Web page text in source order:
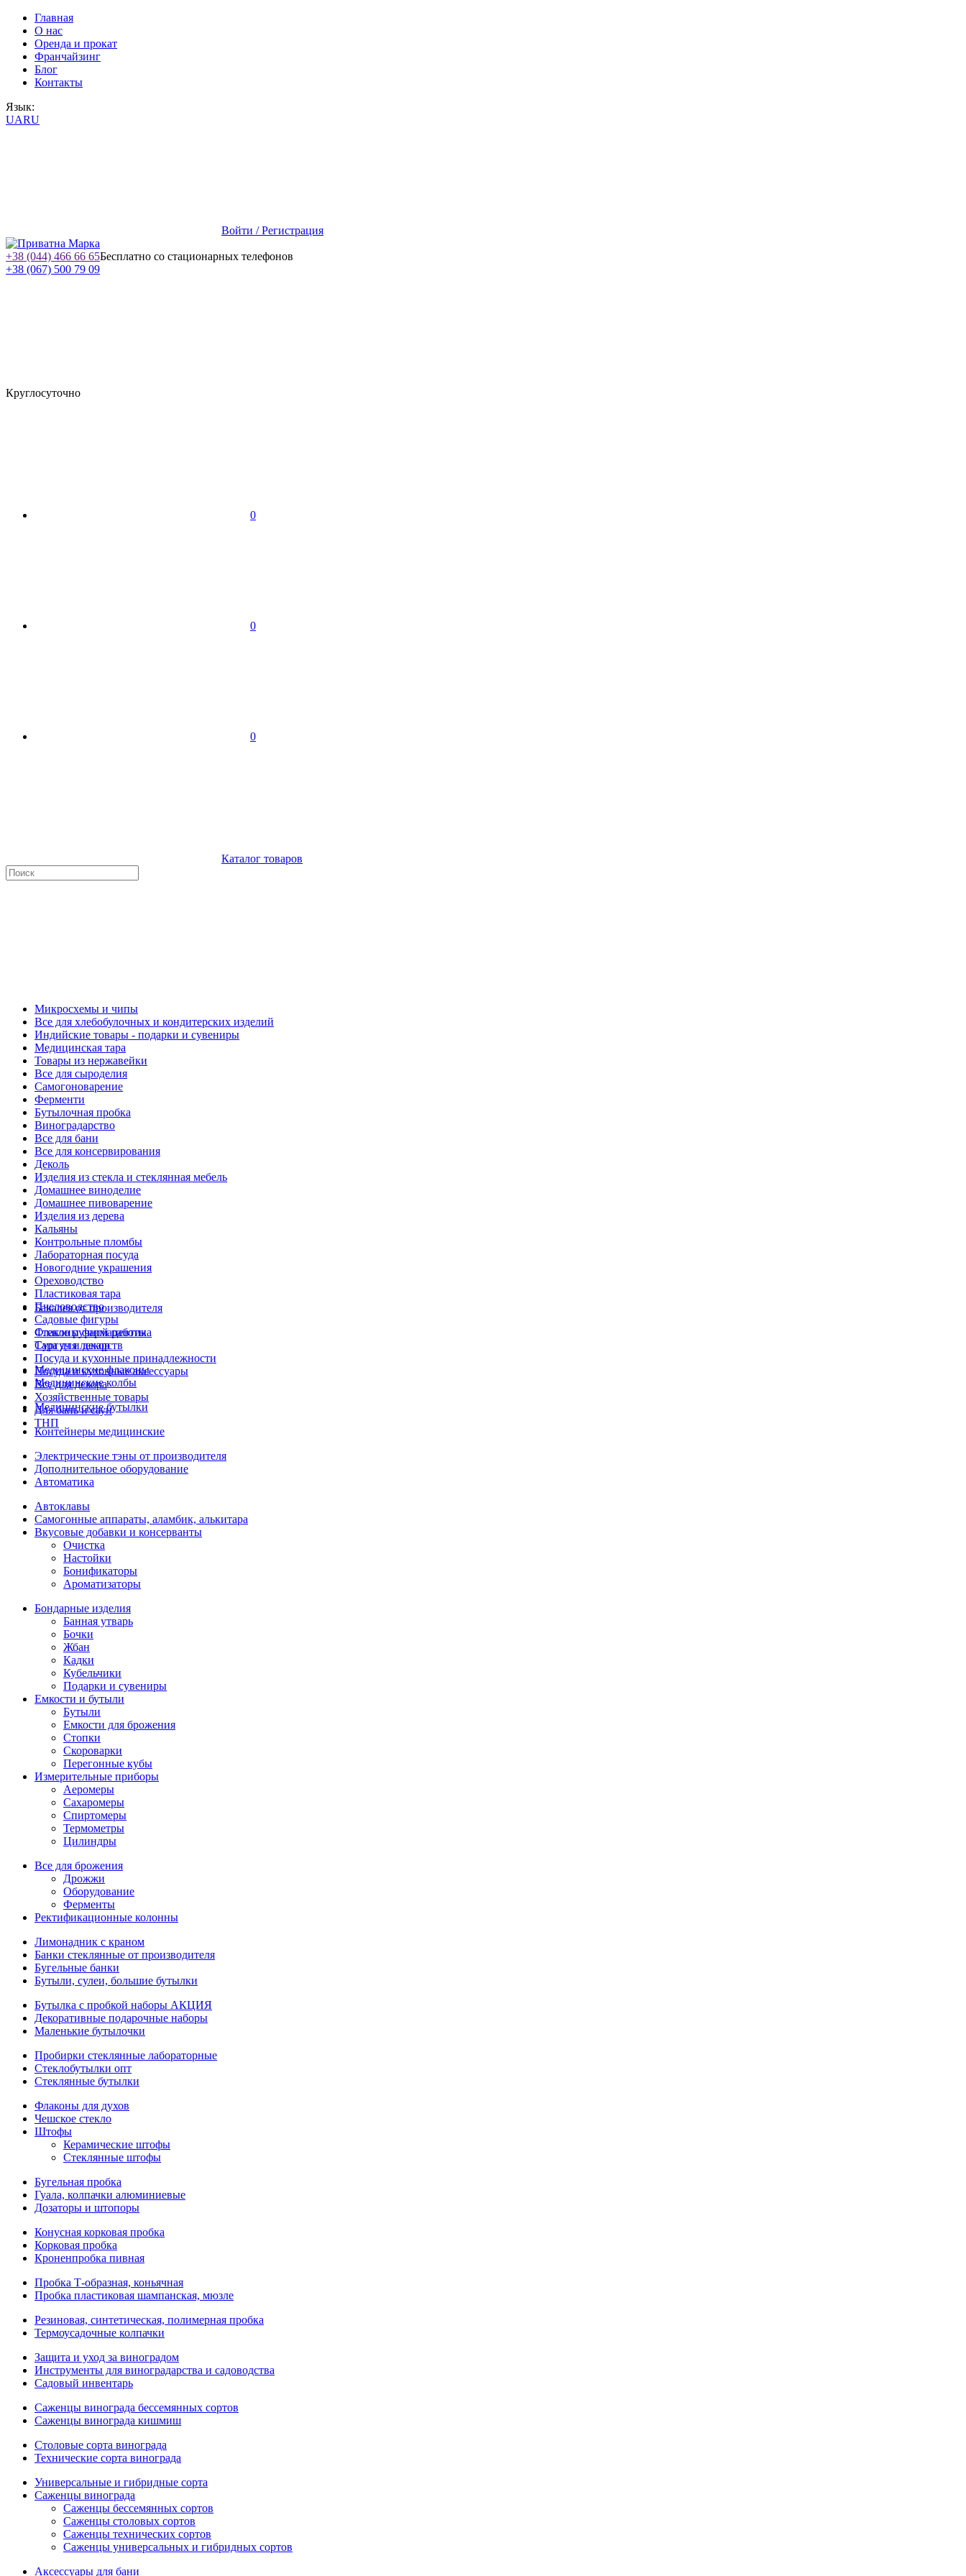
Главная
О нас
Оренда и прокат
Франчайзинг
Блог
Контакты
Язык:
UARU
Войти / Регистрация
+38 (044) 466 66 65Бесплатно со стационарных телефонов
+38 (067) 500 79 09
Круглосуточно
0
0
0
Каталог товаров
Микросхемы и чипы
Все для хлебобулочных и кондитерских изделий
Индийские товары - подарки и сувениры
Медицинская тара
Товары из нержавейки
Все для сыроделия
Самогоноварение
Ферменти
Бутылочная пробка
Виноградарство
Все для бани
Все для консервирования
Деколь
Изделия из стекла и стеклянная мебель
Домашнее виноделие
Домашнее пивоварение
Изделия из дерева
Кальяны
Контрольные пломбы
Лабораторная посуда
Новогодние украшения
Ореховодство
Пластиковая тара
Пчеловодство
Садовые фигуры
Стекло ручной работы
Сургуч и декор
Посуда и кухонные принадлежности
Посуда и кухонные аксессуары
Все для декора
Хозяйственные товары
Для бань и саун
ТНП
Бакалея от производителя
Флаконы фармацевтика
Тара для лекарств
Медицинские флаконы
Медицинские колбы
Медицинские бутылки
Контейнеры медицинские
Электрические тэны от производителя
Дополнительное оборудование
Автоматика
Автоклавы
Самогонные аппараты, аламбик, алькитара
Вкусовые добавки и консерванты
Очистка
Настойки
Бонификаторы
Ароматизаторы
Бондарные изделия
Банная утварь
Бочки
Жбан
Кадки
Кубельчики
Подарки и сувениры
Емкости и бутыли
Бутыли
Емкости для брожения
Стопки
Скороварки
Перегонные кубы
Измерительные приборы
Аеромеры
Сахаромеры
Спиртомеры
Термометры
Цилиндры
Все для брожения
Дрожжи
Оборудование
Ферменты
Ректификационные колонны
Лимонадник с краном
Банки стеклянные от производителя
Бугельные банки
Бутыли, сулеи, большие бутылки
Бутылка с пробкой наборы АКЦИЯ
Декоративные подарочные наборы
Маленькие бутылочки
Пробирки стеклянные лабораторные
Стеклобутылки опт
Стеклянные бутылки
Флаконы для духов
Чешское стекло
Штофы
Керамические штофы
Стеклянные штофы
Бугельная пробка
Гуала, колпачки алюминиевые
Дозаторы и штопоры
Конусная корковая пробка
Корковая пробка
Кроненпробка пивная
Пробка Т-образная, коньячная
Пробка пластиковая шампанская, мюзле
Резиновая, синтетическая, полимерная пробка
Термоусадочные колпачки
Защита и уход за виноградом
Инструменты для виноградарства и садоводства
Садовый инвентарь
Саженцы винограда бессемянных сортов
Саженцы винограда кишмиш
Столовые сорта винограда
Технические сорта винограда
Универсальные и гибридные сорта
Саженцы винограда
Саженцы бессемянных сортов
Саженцы столовых сортов
Саженцы технических сортов
Саженцы универсальных и гибридных сортов
Аксессуары для бани